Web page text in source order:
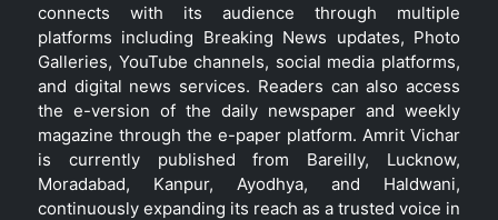
connects with its audience through multiple
platforms including Breaking News updates, Photo
Galleries, YouTube channels, social media platforms,
and digital news services. Readers can also access
the e-version of the daily newspaper and weekly
magazine through the e-paper platform. Amrit Vichar
is currently published from Bareilly, Lucknow,
Moradabad, Kanpur, Ayodhya, and Haldwani,
continuously expanding its reach as a trusted voice in